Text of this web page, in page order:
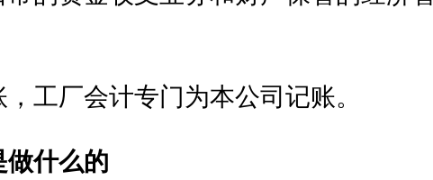
工厂会计专门为本公司记账。
什么的